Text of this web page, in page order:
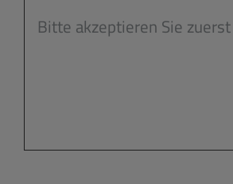
Bitte akzeptieren Sie